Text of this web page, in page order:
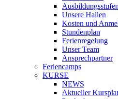
Ausbildungsstufen
Unsere Hallen
Kosten und
Stundenplan
Ferienregelung
Unser Team
Ansprechpartner
Feriencamps
KURSE
NEWS
Aktueller